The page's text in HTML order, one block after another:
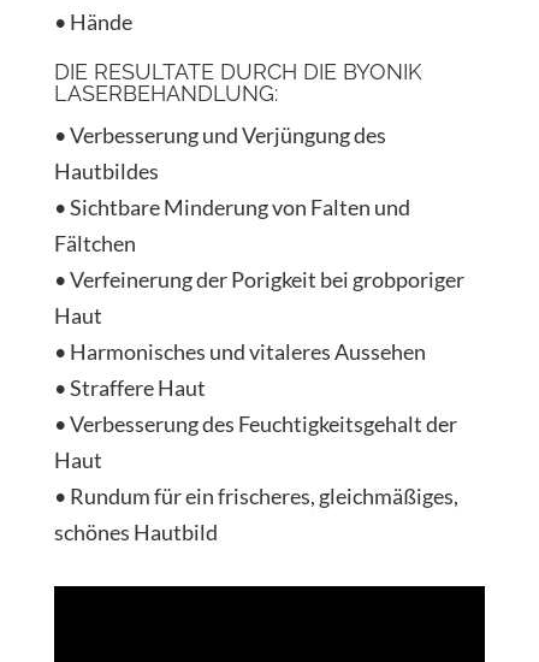
• Hände
DIE RESULTATE DURCH DIE BYONIK
LASERBEHANDLUNG:
• Verbesserung und Verjüngung des
Hautbildes
• Sichtbare Minderung von Falten und
Fältchen
• Verfeinerung der Porigkeit bei grobporiger
Haut
• Harmonisches und vitaleres Aussehen
• Straffere Haut
• Verbesserung des Feuchtigkeitsgehalt der
Haut
• Rundum für ein frischeres, gleichmäßiges,
schönes Hautbild